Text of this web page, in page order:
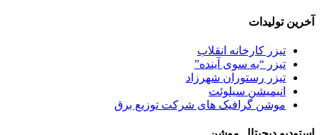
آخرین تولیدات
تیزر کارخانه انقلاب
تیزر “به سوی آینده”
تیزر رستوران شهرزاد
انیمیشن سیلوئت
موشن گرافیک های شرکت توزیع برق